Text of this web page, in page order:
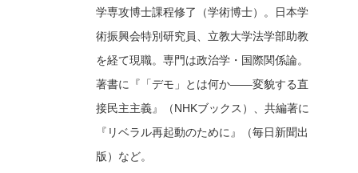
学専攻博士課程修了（学術博士）。日本学
術振興会特別研究員、立教大学法学部助教
を経て現職。専門は政治学・国際関係論。
著書に『「デモ」とは何か――変貌する直
接民主主義』（NHKブックス）、共編著に
『リベラル再起動のために』（毎日新聞出
版）など。